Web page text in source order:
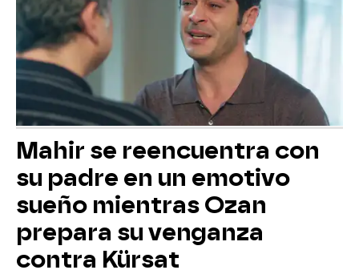
Mahir se reencuentra con
su padre en un emotivo
sueño mientras Ozan
prepara su venganza
contra Kürsat